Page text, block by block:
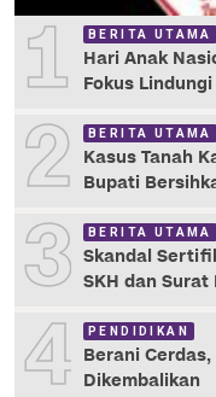
1 BERITA UTAMA
Hari Anak
Fokus
2 BERITA UTAMA
Kasus Tanah
Bupati
3 BERITA UTAMA
Skandal
SKH dan
4 PENDIDIKAN
Berani
Dikembalikan